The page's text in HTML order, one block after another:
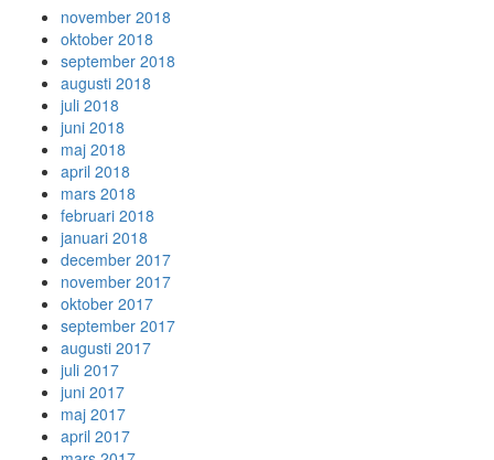
november 2018
oktober 2018
september 2018
augusti 2018
juli 2018
juni 2018
maj 2018
april 2018
mars 2018
februari 2018
januari 2018
december 2017
november 2017
oktober 2017
september 2017
augusti 2017
juli 2017
juni 2017
maj 2017
april 2017